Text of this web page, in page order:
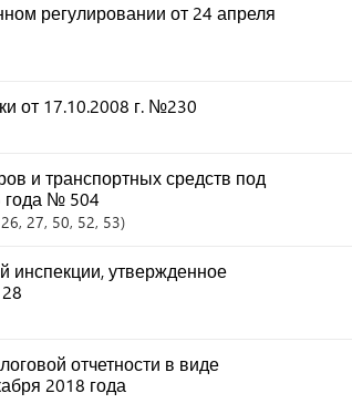
регулировании от 24 апреля
от 17.10.2008 г. №230
и транспортных средств под
года № 504
, 27, 50, 52, 53
инспекции, утвержденное
отчетности в виде
2018 года